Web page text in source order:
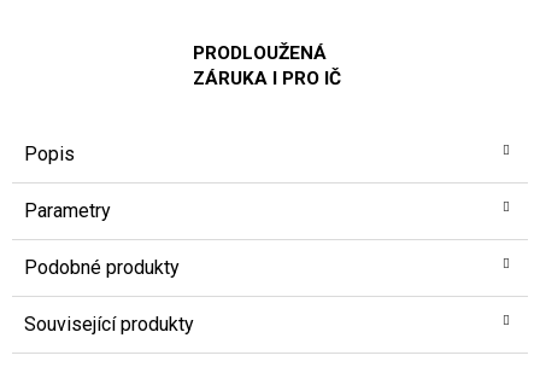
PRODLOUŽENÁ
ZÁRUKA I PRO IČ
Popis
Parametry
Podobné produkty
Související produkty